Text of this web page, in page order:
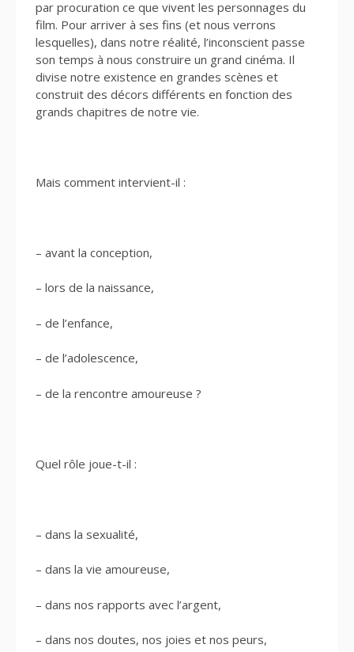
par procuration ce que vivent les personnages du
film. Pour arriver à ses fins (et nous verrons
lesquelles), dans notre réalité, l’inconscient passe
son temps à nous construire un grand cinéma. Il
divise notre existence en grandes scènes et
construit des décors différents en fonction des
grands chapitres de notre vie.
Mais comment intervient-il :
– avant la conception,
– lors de la naissance,
– de l’enfance,
– de l’adolescence,
– de la rencontre amoureuse ?
Quel rôle joue-t-il :
– dans la sexualité,
– dans la vie amoureuse,
– dans nos rapports avec l’argent,
– dans nos doutes, nos joies et nos peurs,